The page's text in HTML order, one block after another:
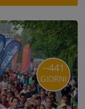
--441
GIORNI